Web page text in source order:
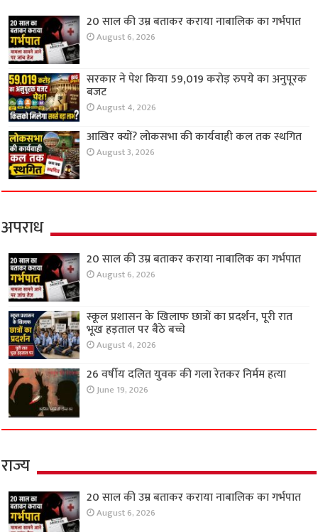
20 साल की उम्र बताकर कराया नाबालिक का गर्भपात
August 6, 2026
सरकार ने पेश किया 59,019 करोड़ रुपये का अनुपूरक
बजट
August 4, 2026
आखिर क्यों? लोकसभा की कार्यवाही कल तक स्थगित
August 3, 2026
अपराध
20 साल की उम्र बताकर कराया नाबालिक का गर्भपात
August 6, 2026
स्कूल प्रशासन के खिलाफ छात्रों का प्रदर्शन, पूरी रात
भूख हड़ताल पर बैठे बच्चे
August 4, 2026
26 वर्षीय दलित युवक की गला रेतकर निर्मम हत्या
June 19, 2026
राज्य
20 साल की उम्र बताकर कराया नाबालिक का गर्भपात
August 6, 2026